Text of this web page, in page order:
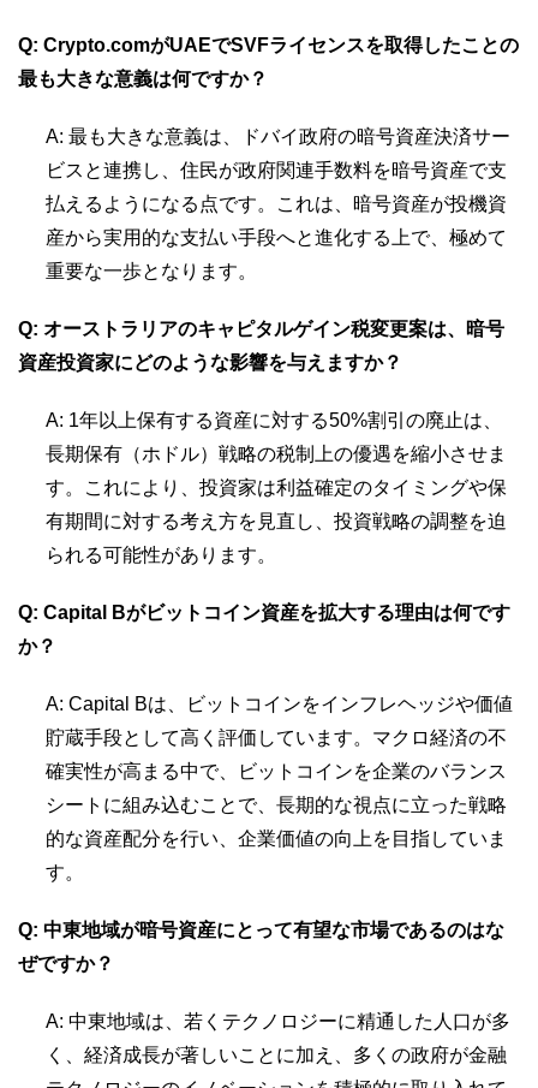
Q: Crypto.comがUAEでSVFライセンスを取得したことの
最も大きな意義は何ですか？
A: 最も大きな意義は、ドバイ政府の暗号資産決済サー
ビスと連携し、住民が政府関連手数料を暗号資産で支
払えるようになる点です。これは、暗号資産が投機資
産から実用的な支払い手段へと進化する上で、極めて
重要な一歩となります。
Q: オーストラリアのキャピタルゲイン税変更案は、暗号
資産投資家にどのような影響を与えますか？
A: 1年以上保有する資産に対する50%割引の廃止は、
長期保有（ホドル）戦略の税制上の優遇を縮小させま
す。これにより、投資家は利益確定のタイミングや保
有期間に対する考え方を見直し、投資戦略の調整を迫
られる可能性があります。
Q: Capital Bがビットコイン資産を拡大する理由は何です
か？
A: Capital Bは、ビットコインをインフレヘッジや価値
貯蔵手段として高く評価しています。マクロ経済の不
確実性が高まる中で、ビットコインを企業のバランス
シートに組み込むことで、長期的な視点に立った戦略
的な資産配分を行い、企業価値の向上を目指していま
す。
Q: 中東地域が暗号資産にとって有望な市場であるのはな
ぜですか？
A: 中東地域は、若くテクノロジーに精通した人口が多
く、経済成長が著しいことに加え、多くの政府が金融